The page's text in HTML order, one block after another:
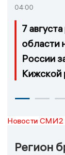
04:00
7
области
России
Кижской
Новости СМИ2
Регион